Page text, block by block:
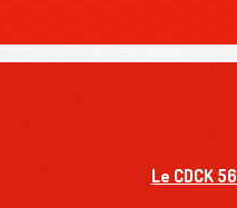
Le CDCK 56